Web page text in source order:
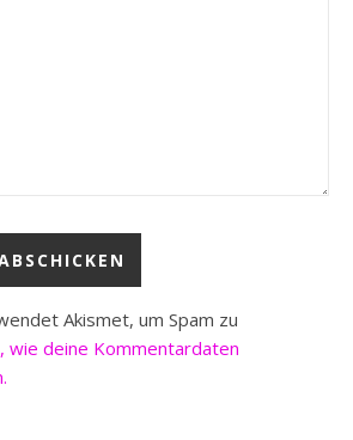
Akismet, um Spam zu
wie deine Kommentardaten